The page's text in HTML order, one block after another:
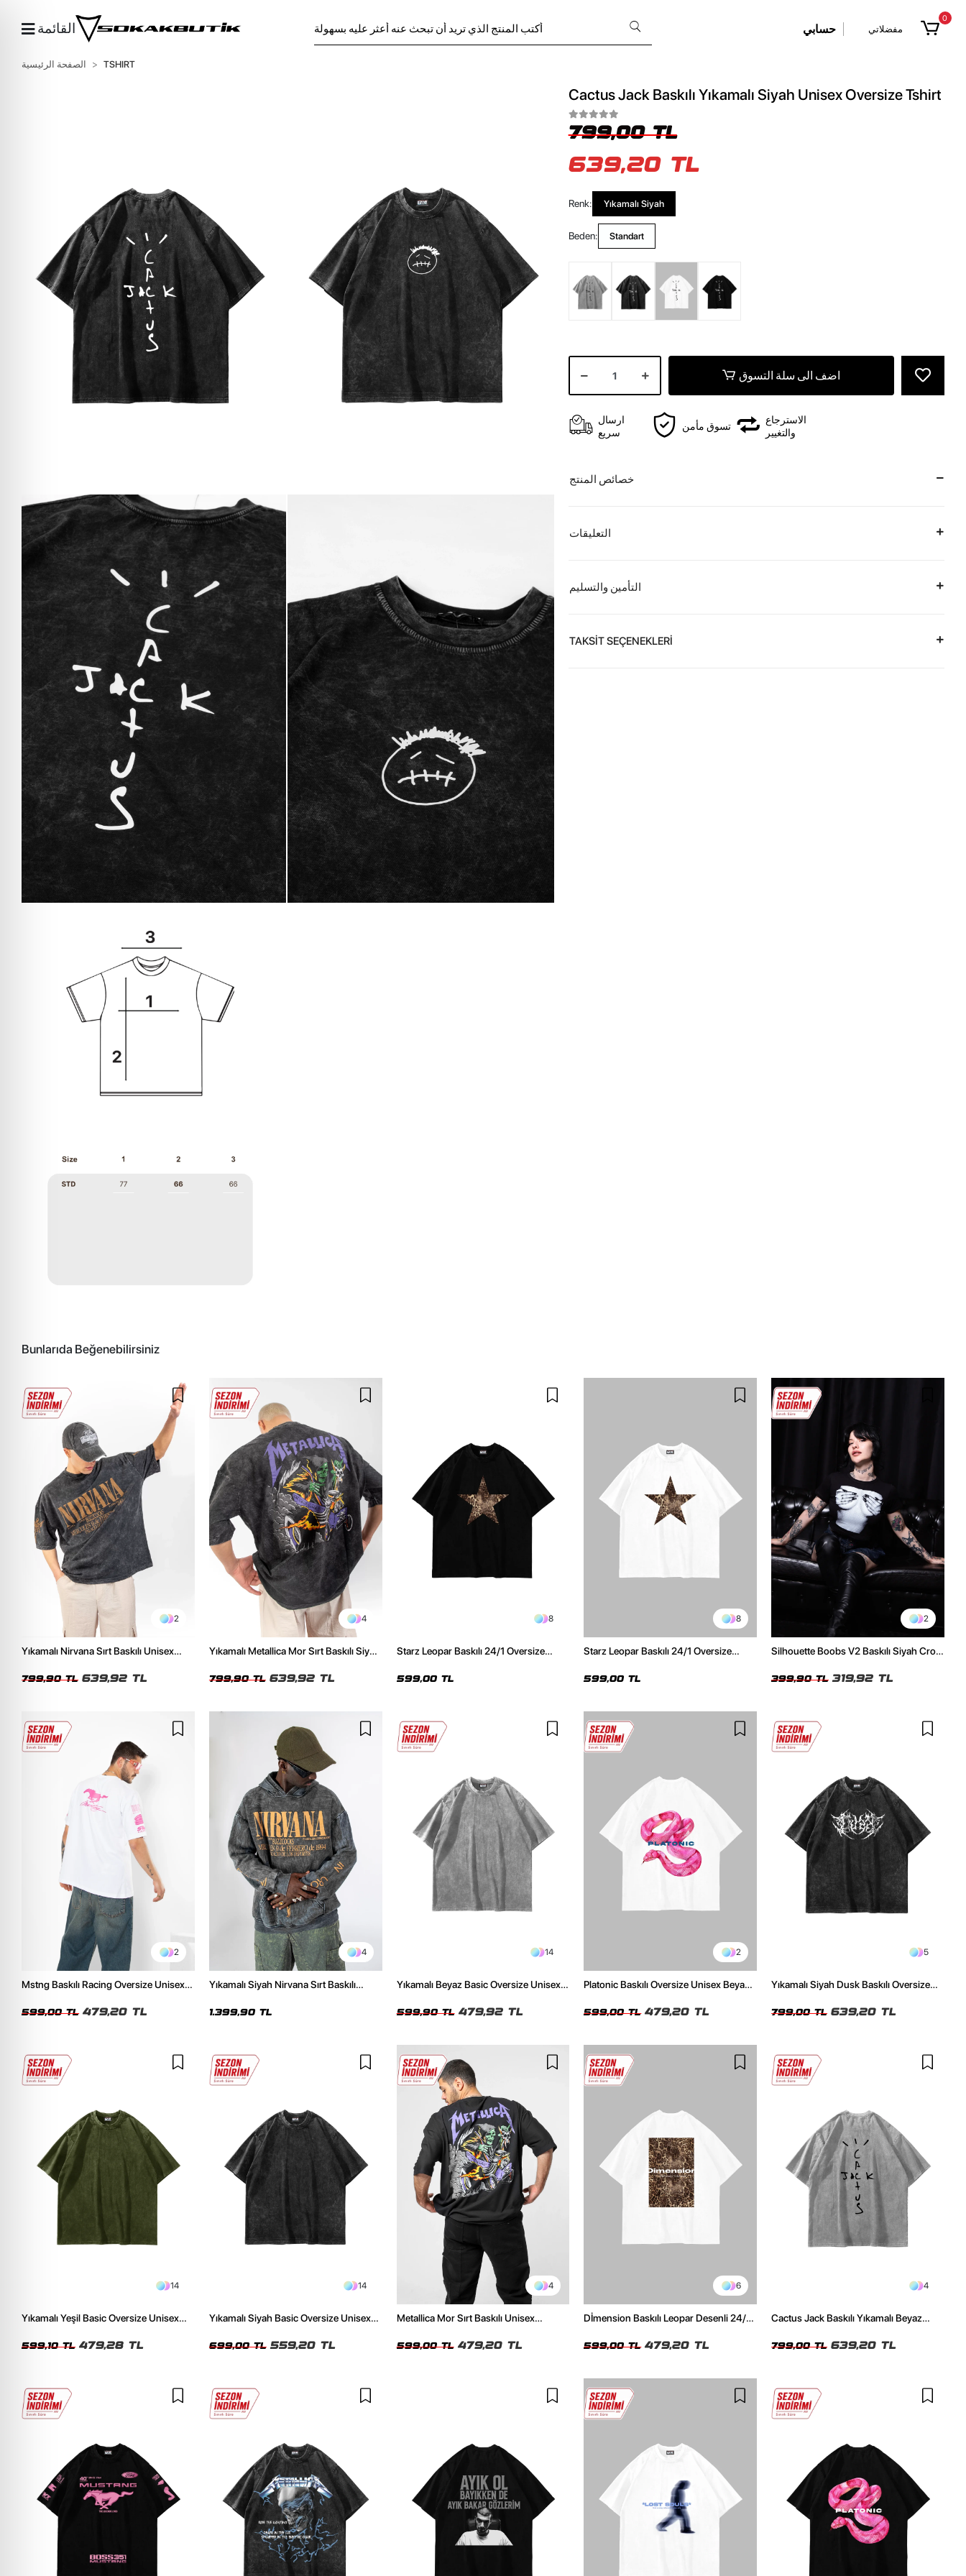
القائمة حسابي مفضلاتي
0
الصفحة الرئيسية TSHIRT
Cactus Jack Baskılı Yıkamalı Siyah Unisex Oversize Tshirt
799,00 TL
639,20 TL
Renk: Yıkamalı Siyah
Beden: Standart
اضف الى سلة التسوق
ارسال
سريع
تسوق مأمن
الاسترجاع
والتغيير
خصائص المنتج
التعليقات
التأمين والتسليم
TAKSİT SEÇENEKLERİ
Bunlarıda Beğenebilirsiniz
2
Yıkamalı Nirvana Sırt Baskılı Unisex
799,90 TL 639,92 TL
4
Yıkamalı Metallica Mor Sırt Baskılı Siyah
799,90 TL 639,92 TL
8
Starz Leopar Baskılı 24/1 Oversize
599,00 TL
8
Starz Leopar Baskılı 24/1 Oversize
599,00 TL
2
Silhouette Boobs V2 Baskılı Siyah Crop
399,90 TL 319,92 TL
2
Mstng Baskılı Racing Oversize Unisex
599,00 TL 479,20 TL
4
Yıkamalı Siyah Nirvana Sırt Baskılı
1.399,90 TL
14
Yıkamalı Beyaz Basic Oversize Unisex
599,90 TL 479,92 TL
2
Platonic Baskılı Oversize Unisex Beyaz
599,00 TL 479,20 TL
5
Yıkamalı Siyah Dusk Baskılı Oversize
799,00 TL 639,20 TL
14
Yıkamalı Yeşil Basic Oversize Unisex
599,10 TL 479,28 TL
14
Yıkamalı Siyah Basic Oversize Unisex
699,00 TL 559,20 TL
4
Metallica Mor Sırt Baskılı Unisex
599,00 TL 479,20 TL
6
Dİmension Baskılı Leopar Desenli 24/1
599,00 TL 479,20 TL
4
Cactus Jack Baskılı Yıkamalı Beyaz
799,00 TL 639,20 TL